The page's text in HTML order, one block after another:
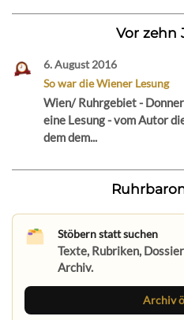
Vor zehn
6. August 2016
So war die Wiener Lesung
Wien/ Ruhrgebiet -
eine Lesung - vom Autor
dem dem...
Stöbern statt suchen
Texte, Rubriken,
Archiv.
Archiv